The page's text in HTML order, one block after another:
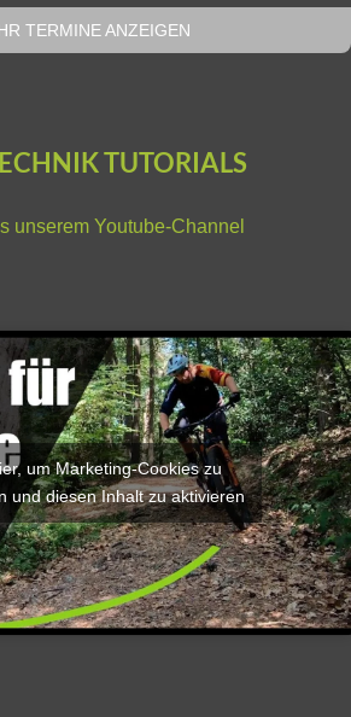
TERMINE ANZEIGEN
TUTORIALS
unserem Youtube-Channel
um Marketing-Cookies zu
und diesen Inhalt zu aktivieren